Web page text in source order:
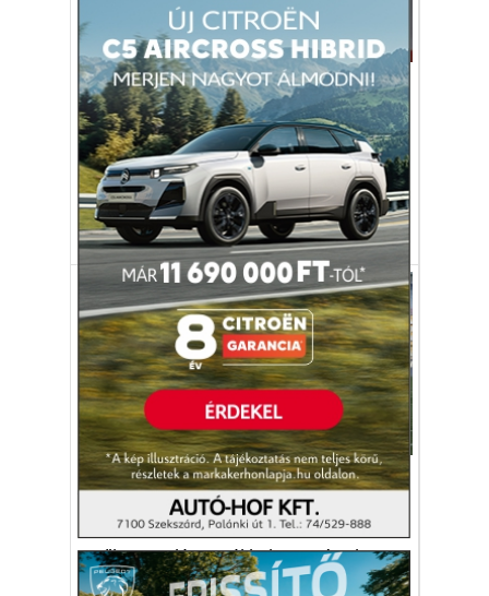
Sport
Szégyen és csalódás
A magyar válogatott szerda este 2-1-re
legyőzte Andorrát a világbajnoki selejtezők
6. fordulójában.
foci futball Marco Rossi válogatott
Sport
A női futballválogatott is
elmenekült Afganisztánból
A nők sportolása a tálibok eszméivel
szembeni politikai dacnak egyfajta